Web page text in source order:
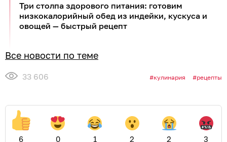
Три столпа здорового питания: готовим
низкокалорийный обед из индейки, кускуса и
овощей — быстрый рецепт
Все новости по теме
33 606 кулинария рецепты
6 0 1 2 2 3